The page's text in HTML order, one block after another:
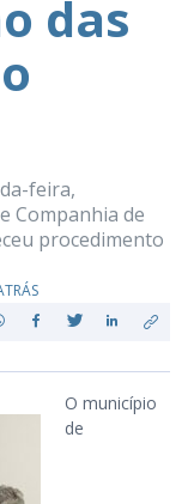
das
feira,
Companhia de
procedimento
O município
de